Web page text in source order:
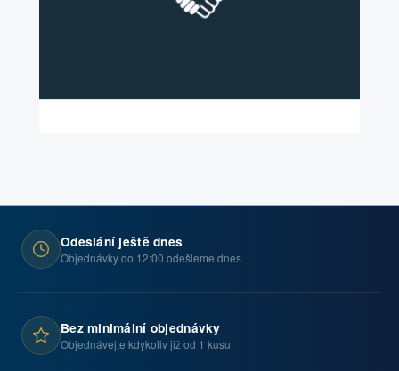
Odeslání ještě dnes
Objednávky do 12:00 odešleme dnes
Bez minimální objednávky
Objednávejte kdykoliv již od 1 kusu